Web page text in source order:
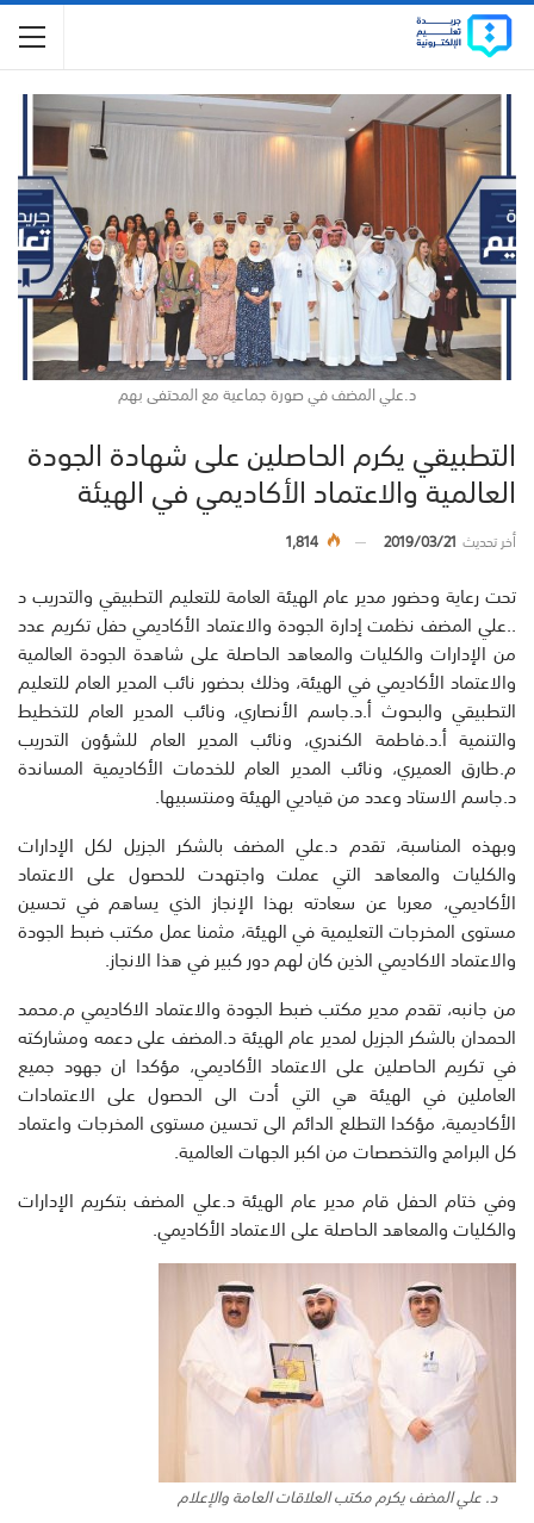
د.علي المضف في صورة جماعية مع المحتفى بهم
التطبيقي يكرم الحاصلين على شهادة الجودة
العالمية والاعتماد الأكاديمي في الهيئة
أخر تحديث 2019/03/21
1,814
تحت رعاية وحضور مدير عام الهيئة العامة للتعليم التطبيقي والتدريب د
..علي المضف نظمت إدارة الجودة والاعتماد الأكاديمي حفل تكريم عدد
من الإدارات والكليات والمعاهد الحاصلة على شاهدة الجودة العالمية
والاعتماد الأكاديمي في الهيئة، وذلك بحضور نائب المدير العام للتعليم
التطبيقي والبحوث أ.د.جاسم الأنصاري، ونائب المدير العام للتخطيط
والتنمية أ.د.فاطمة الكندري، ونائب المدير العام للشؤون التدريب
م.طارق العميري، ونائب المدير العام للخدمات الأكاديمية المساندة
د.جاسم الاستاد وعدد من قياديي الهيئة ومنتسبيها.
وبهذه المناسبة، تقدم د.علي المضف بالشكر الجزيل لكل الإدارات
والكليات والمعاهد التي عملت واجتهدت للحصول على الاعتماد
الأكاديمي، معربا عن سعادته بهذا الإنجاز الذي يساهم في تحسين
مستوى المخرجات التعليمية في الهيئة، مثمنا عمل مكتب ضبط الجودة
والاعتماد الاكاديمي الذين كان لهم دور كبير في هذا الانجاز.
من جانبه، تقدم مدير مكتب ضبط الجودة والاعتماد الاكاديمي م.محمد
الحمدان بالشكر الجزيل لمدير عام الهيئة د.المضف على دعمه ومشاركته
في تكريم الحاصلين على الاعتماد الأكاديمي، مؤكدا ان جهود جميع
العاملين في الهيئة هي التي أدت الى الحصول على الاعتمادات
الأكاديمية، مؤكدا التطلع الدائم الى تحسين مستوى المخرجات واعتماد
كل البرامج والتخصصات من اكبر الجهات العالمية.
وفي ختام الحفل قام مدير عام الهيئة د.علي المضف بتكريم الإدارات
والكليات والمعاهد الحاصلة على الاعتماد الأكاديمي.
د. علي المضف يكرم مكتب العلاقات العامة والإعلام